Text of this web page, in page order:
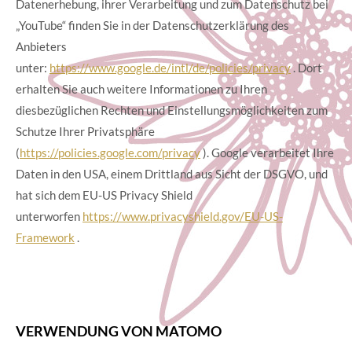
Datenerhebung, ihrer Verarbeitung und zum Datenschutz bei
„YouTube“ finden Sie in der Datenschutzerklärung des
Anbieters
unter: https://www.google.de/intl/de/policies/privacy. Dort
erhalten Sie auch weitere Informationen zu Ihren
diesbezüglichen Rechten und Einstellungsmöglichkeiten zum
Schutze Ihrer Privatsphäre
(https://policies.google.com/privacy). Google verarbeitet Ihre
Daten in den USA, einem Drittland aus Sicht der DSGVO, und
hat sich dem EU-US Privacy Shield
unterworfen https://www.privacyshield.gov/EU-US-
Framework .
VERWENDUNG VON MATOMO